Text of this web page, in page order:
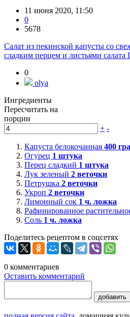
11 июня 2020, 11:50
0
5678
Салат из пекинской капусты со
сладким перцем и листьями
0
olya
Ингредиенты
Пересчитать на
порции
+ -
Капуста белокочанная 400
Огурец 1 штука
Перец сладкий 1 штука
Лук зеленый 2 веточки
Петрушка 2 веточки
Укроп 2 веточки
Лимонный сок 1 ч. ложка
Рафинированное
Соль 1 ч. ложка
Поделитесь рецептом в соцсетях
0 комментариев
Оставить комментарий
добавить